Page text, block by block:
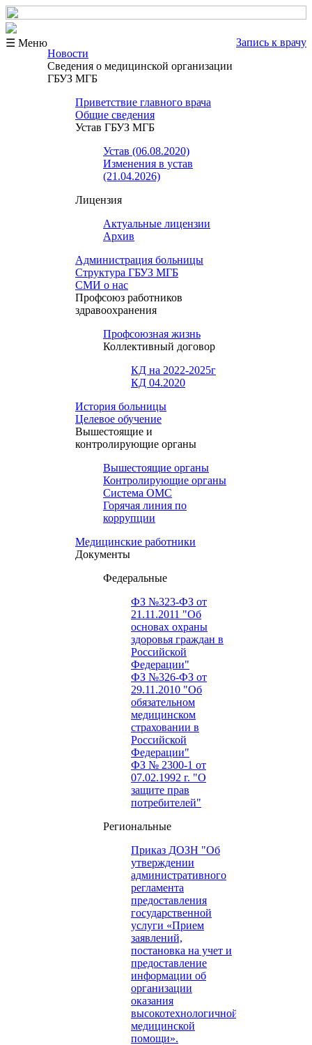
☰ Меню
Запись к врачу
Новости
Сведения о медицинской организации
ГБУЗ МГБ
Приветствие главного врача
Общие сведения
Устав ГБУЗ МГБ
Устав (06.08.2020)
Изменения в устав
(21.04.2026)
Лицензия
Актуальные лицензии
Архив
Администрация больницы
Структура ГБУЗ МГБ
СМИ о нас
Профсоюз работников
здравоохранения
Профсоюзная жизнь
Коллективный договор
КД на 2022-2025г
КД 04.2020
История больницы
Целевое обучение
Вышестоящие и
контролирующие органы
Вышестоящие органы
Контролирующие органы
Система ОМС
Горячая линия по
коррупции
Медицинские работники
Документы
Федеральные
ФЗ №323-ФЗ от
21.11.2011 "Об
основах охраны
здоровья граждан в
Российской
Федерации"
ФЗ №326-ФЗ от
29.11.2010 "Об
обязательном
медицинском
страховании в
Российской
Федерации"
ФЗ № 2300-1 от
07.02.1992 г. "О
защите прав
потребителей"
Региональные
Приказ ДОЗН "Об
утверждении
административного
регламента
предоставления
государственной
услуги «Прием
заявлений,
постановка на учет и
предоставление
информации об
организации
оказания
высокотехнологичной
медицинской
помощи».